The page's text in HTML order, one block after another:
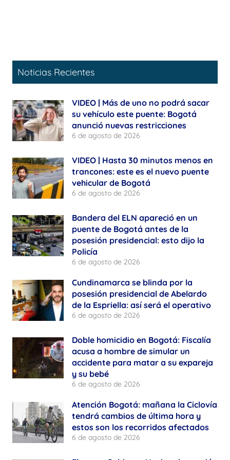
Noticias Recientes
VIDEO | Más de uno no podrá sacar
su vehículo este puente: Bogotá
anunció nuevas restricciones
6 de agosto de 2026
VIDEO | Hasta 30 minutos menos en
trancones: este es el nuevo puente
vehicular de Bogotá
6 de agosto de 2026
Bandera del ELN apareció en un
puente de Bogotá antes de la
posesión presidencial: esto dijo la
Policía
6 de agosto de 2026
Cundinamarca se blinda por la
posesión presidencial de Abelardo
de la Espriella: así será el operativo
6 de agosto de 2026
Doble homicidio en Bogotá: Fiscalía
acusa a hombre de simular un
accidente para matar a su expareja
y su bebé
6 de agosto de 2026
Atención Bogotá: mañana la Ciclovía
tendrá cambios de última hora y
estos son los recorridos afectados
6 de agosto de 2026